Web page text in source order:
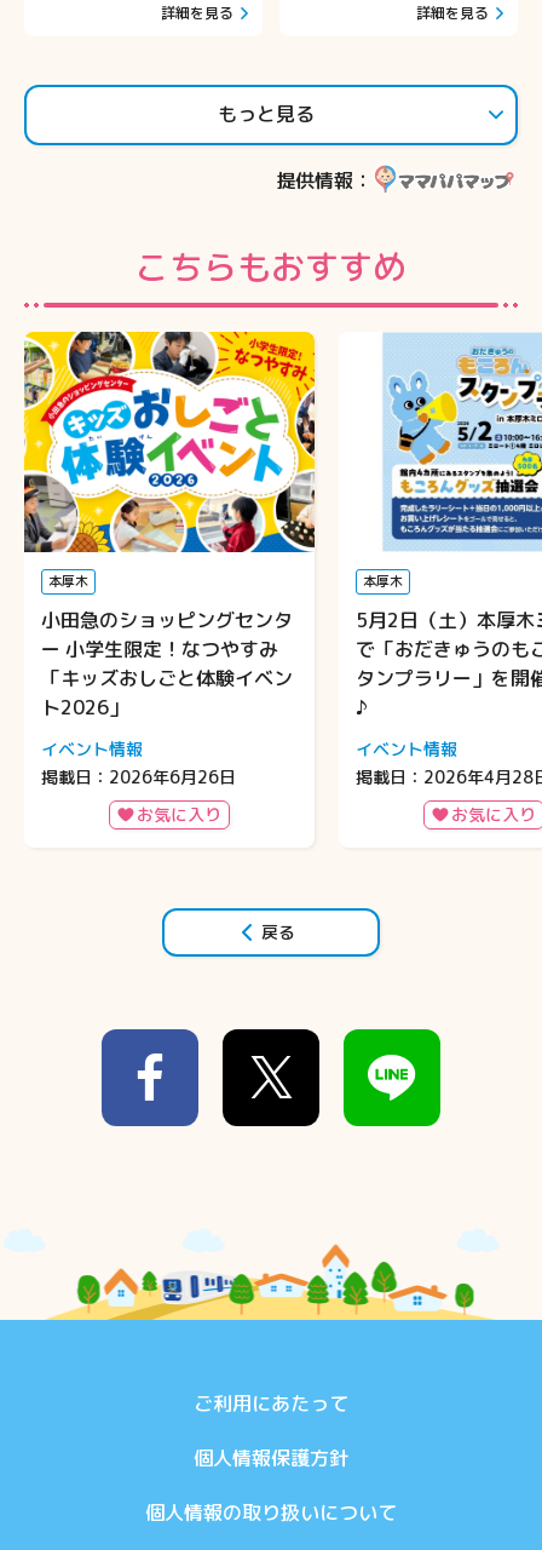
詳細を見る 詳細を見る
もっと見る
提供情報：
こちらもおすすめ
本厚木
小田急のショッピングセンタ
ー 小学生限定！なつやすみ
「キッズおしごと体験イベン
ト2026」
イベント情報
掲載日：2026年6月26日
お気に入り
本厚木
5月2日（土）本厚木
で「おだきゅうのも
タンプラリー」を開
♪
イベント情報
掲載日：2026年4月28
お気に入り
戻る
ご利用にあたって
個人情報保護方針
個人情報の取り扱いについて